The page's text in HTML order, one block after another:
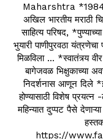
Maharshtra *1984
अखिल भारतीय मराठी
साहित्य परिषद,
भुयारी पाणीपुरवठा
मिळविला ... *स्वातंत्र्य
बागेजवळ भिक्षुकाच्या
निदर्शनास आणून दिले
होण्यासाठी विशेष
महिन्यात दुप्पट पैसे
https://